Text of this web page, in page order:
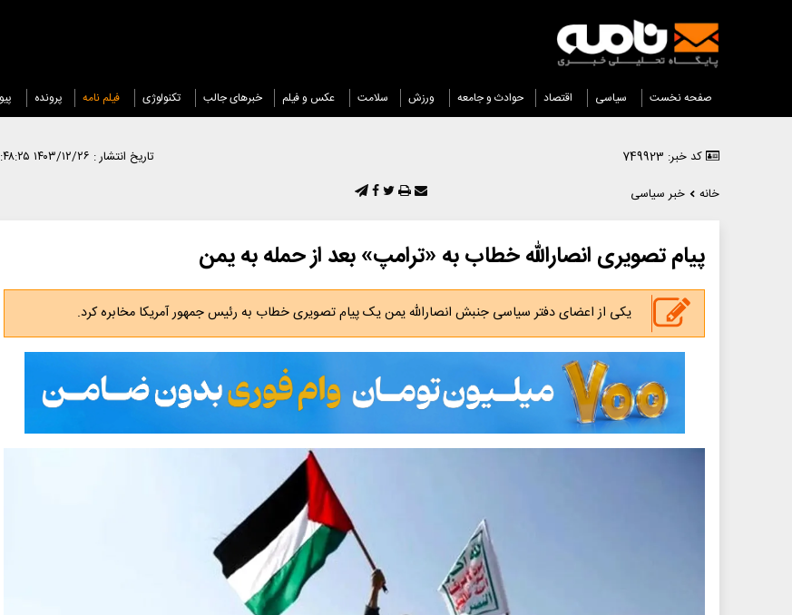
صفحه نخست سیاسی اقتصاد حوادث و جامعه ورزش سلامت عکس و فیلم خبرهای جالب تکنولوژی فیلم نامه پرونده
کد خبر: 749923 تاریخ انتشار : ۱۴۰۳/۱۲/۲۶ ۰۹:۴۸:۲۵
خانه
خبر سیاسی
پیام تصویری انصارالله خطاب به «ترامپ» بعد از حمله به یمن
یکی از اعضای دفتر سیاسی جنبش انصارالله یمن یک پیام تصویری خطاب به رئیس جمهور آمریکا مخابره کرد.